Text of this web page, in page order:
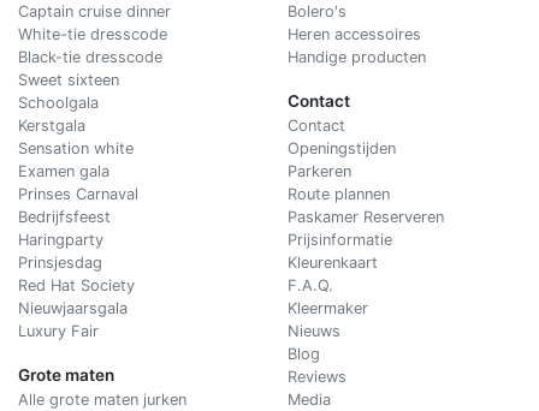
Captain cruise dinner
White-tie dresscode
Black-tie dresscode
Sweet sixteen
Schoolgala
Kerstgala
Sensation white
Examen gala
Prinses Carnaval
Bedrijfsfeest
Haringparty
Prinsjesdag
Red Hat Society
Nieuwjaarsgala
Luxury Fair
Grote maten
Alle grote maten jurken
Bolero's
Heren accessoires
Handige producten
Contact
Contact
Openingstijden
Parkeren
Route plannen
Paskamer Reserveren
Prijsinformatie
Kleurenkaart
F.A.Q.
Kleermaker
Nieuws
Blog
Reviews
Media